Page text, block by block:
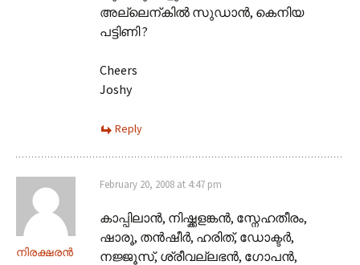
അല്ലെന്കില്‍ സുഡാന്‍, കെനിയ
പട്ടിണി ?
Cheers
Joshy
Reply
നിരക്ഷരന്‍
February 20, 2008 at 4:47 pm
കാപ്പിലാന്‍, നിഷ്ക്കളങ്കന്‍, സ്നേഹതീരം,
ഷാരൂ, തന്‍ഷീര്‍, ഹരിത്, ഡോക്ടര്‍,
നജ്ജൂസ്, ശ്രീവല്ലഭന്‍, ഗോപന്‍,